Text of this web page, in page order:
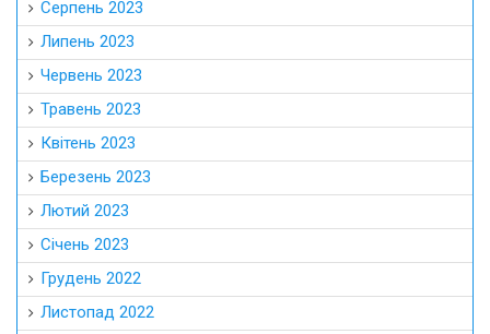
Серпень 2023
Липень 2023
Червень 2023
Травень 2023
Квітень 2023
Березень 2023
Лютий 2023
Січень 2023
Грудень 2022
Листопад 2022